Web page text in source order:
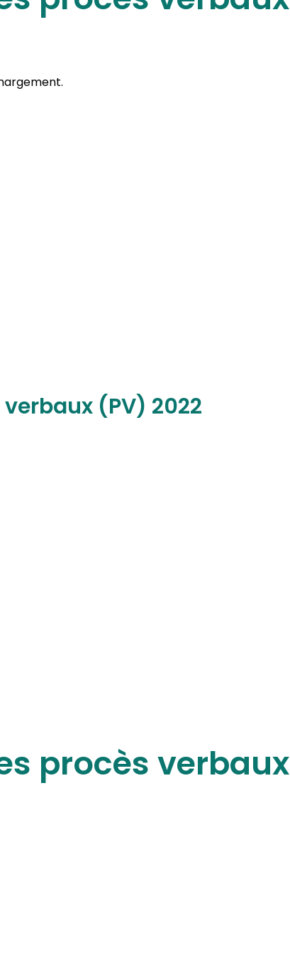
(PV) 2022
procès verbaux